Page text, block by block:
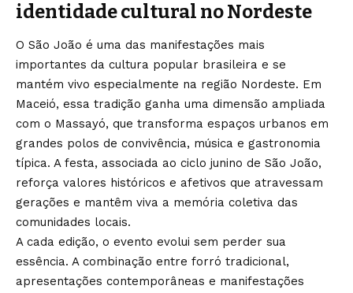
identidade cultural no Nordeste
O São João é uma das manifestações mais
importantes da cultura popular brasileira e se
mantém vivo especialmente na região Nordeste. Em
Maceió, essa tradição ganha uma dimensão ampliada
com o Massayó, que transforma espaços urbanos em
grandes polos de convivência, música e gastronomia
típica. A festa, associada ao ciclo junino de São João,
reforça valores históricos e afetivos que atravessam
gerações e mantêm viva a memória coletiva das
comunidades locais.
A cada edição, o evento evolui sem perder sua
essência. A combinação entre forró tradicional,
apresentações contemporâneas e manifestações